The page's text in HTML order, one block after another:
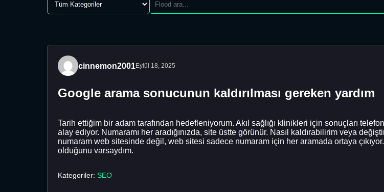
cinnemon2001Eylül 18, 2025
Google arama sonucunun kaldırılması gereken yardım
Tarih ettiğim bir adam tarafından hedefleniyorum. Akıl sağlığı klinikleri için sonuçları
alay ediyor. Numaramı her aradığınızda, site üstte görünür. Nasıl kaldırabilirim veya
numaram web sitesinde değil, web sitesi sadece numaram için her aramada ortaya
olduğunu varsaydım.
Kategoriler: SEO